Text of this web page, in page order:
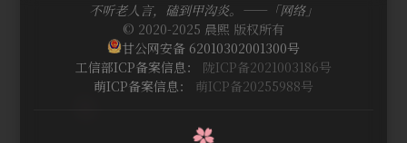
不听老人言，磕到甲沟炎。——「网络」
© 2020-2025 晨熙 版权所有
甘公网安备 62010302001300号
工信部ICP备案信息： 陇ICP备2021003186号
萌ICP备案信息： 萌ICP备20255988号